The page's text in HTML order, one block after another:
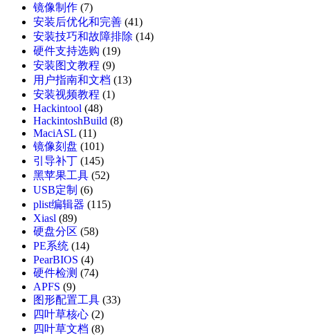
镜像制作 (7)
安装后优化和完善 (41)
安装技巧和故障排除 (14)
硬件支持选购 (19)
安装图文教程 (9)
用户指南和文档 (13)
安装视频教程 (1)
Hackintool (48)
HackintoshBuild (8)
MaciASL (11)
镜像刻盘 (101)
引导补丁 (145)
黑苹果工具 (52)
USB定制 (6)
plist编辑器 (115)
Xiasl (89)
硬盘分区 (58)
PE系统 (14)
PearBIOS (4)
硬件检测 (74)
APFS (9)
图形配置工具 (33)
四叶草核心 (2)
四叶草文档 (8)